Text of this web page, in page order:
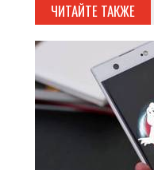
ЧИТАЙТЕ ТАКЖЕ